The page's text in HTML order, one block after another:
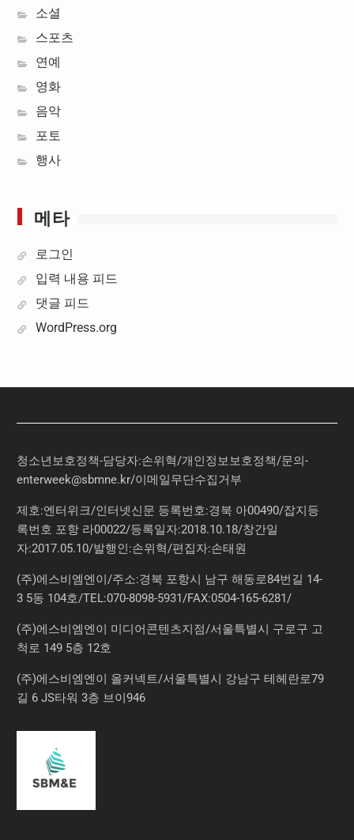
소셜
스포츠
연예
영화
음악
포토
행사
메타
로그인
입력 내용 피드
댓글 피드
WordPress.org
청소년보호정책-담당자:손위혁/개인정보보호정책/문의-
enterweek@sbmne.kr/이메일무단수집거부
제호:엔터위크/인터넷신문 등록번호:경북 아00490/잡지등
록번호 포항 라00022/등록일자:2018.10.18/창간일
자:2017.05.10/발행인:손위혁/편집자:손태원
(주)에스비엠엔이/주소:경북 포항시 남구 해동로84번길 14-
3 5동 104호/TEL:070-8098-5931/FAX:0504-165-6281/
(주)에스비엠엔이 미디어콘텐츠지점/서울특별시 구로구 고
척로 149 5층 12호
(주)에스비엠엔이 올커넥트/서울특별시 강남구 테헤란로79
길 6 JS타워 3층 브이946